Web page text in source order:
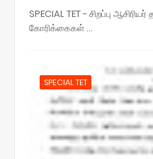
SPECIAL TET - சிறப்பு
கோரிக்கைகள் …
SPECIAL TET